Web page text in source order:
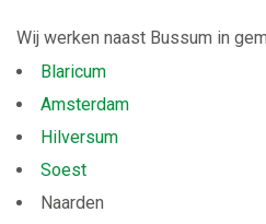
Wij werken naast Bussum in
Blaricum
Amsterdam
Hilversum
Soest
Naarden